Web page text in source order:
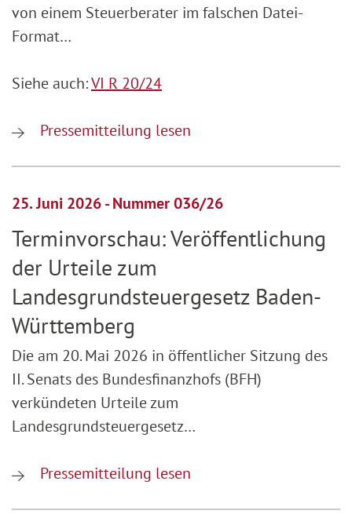
von einem Steuerberater im falschen Datei-
Format…
Siehe auch:VI R 20/24
Pressemitteilung lesen
25. Juni 2026 - Nummer 036/26
Terminvorschau: Veröffentlichung
der Urteile zum
Landesgrundsteuergesetz Baden-
Württemberg
Die am 20. Mai 2026 in öffentlicher Sitzung des
II. Senats des Bundesfinanzhofs (BFH)
verkündeten Urteile zum
Landesgrundsteuergesetz…
Pressemitteilung lesen